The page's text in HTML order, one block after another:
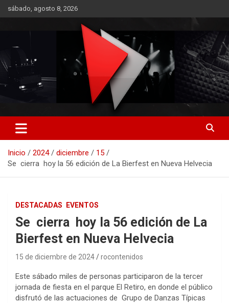
Saltar
al
sábado, agosto 8, 2026
RO CONTENIDOS
Inicio 2024 diciembre
15
Se cierra hoy la 56 edición de La Bierfest en Nueva Helvecia
DESTACADAS EVENTOS
Se cierra hoy la 56 edición de La
Bierfest en Nueva Helvecia
15 de diciembre de 2024 rocontenidos
Este sábado miles de personas participaron de la tercer
jornada de fiesta en el parque El Retiro, en donde el público
disfrutó de las actuaciones de Grupo de Danzas Típicas